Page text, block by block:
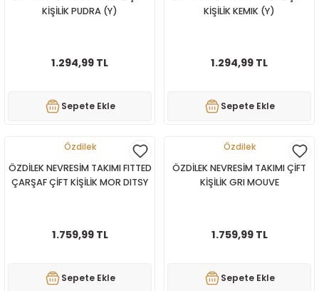
KİŞİLİK PUDRA (Y)
1.294,99 TL
Sepete Ekle
KİŞİLİK KEMIK (Y)
1.294,99 TL
Sepete Ekle
Özdilek
ÖZDİLEK NEVRESİM TAKIMI FITTED
ÇARŞAF ÇİFT KİŞİLİK MOR DITSY
1.759,99 TL
Sepete Ekle
Özdilek
ÖZDİLEK NEVRESİM TAKIMI ÇİFT
KİŞİLİK GRI MOUVE
1.759,99 TL
Sepete Ekle